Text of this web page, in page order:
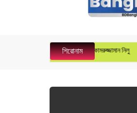
শিরোনাম
ম্যানেজার হিসেবে যোগদান করলেন কামরুজ্জামান নিলু